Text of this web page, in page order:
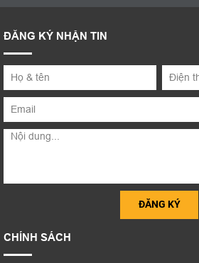
CHÍNH SÁCH
ĐĂNG KÝ NHẬN TIN